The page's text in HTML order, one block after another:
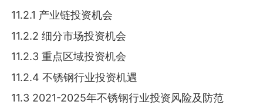
11.2.1 产业链投资机会
11.2.2 细分市场投资机会
11.2.3 重点区域投资机会
11.2.4 不锈钢行业投资机遇
11.3 2021-2025年不锈钢行业投资风险及防范